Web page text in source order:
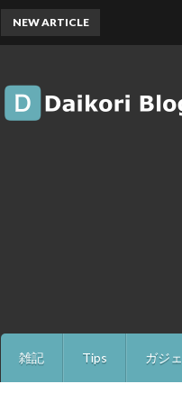
雑記 Tips ガジ
NEW ARTICLE